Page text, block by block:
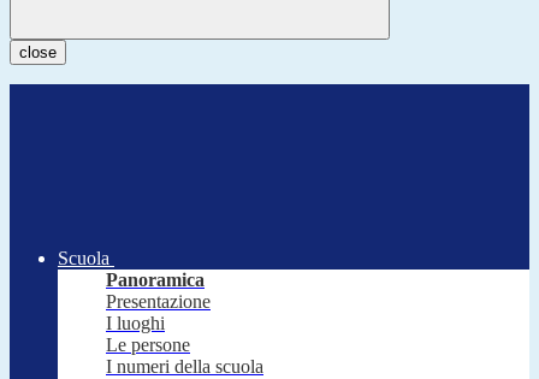
close
Scuola
Panoramica
Presentazione
I luoghi
Le persone
I numeri della scuola